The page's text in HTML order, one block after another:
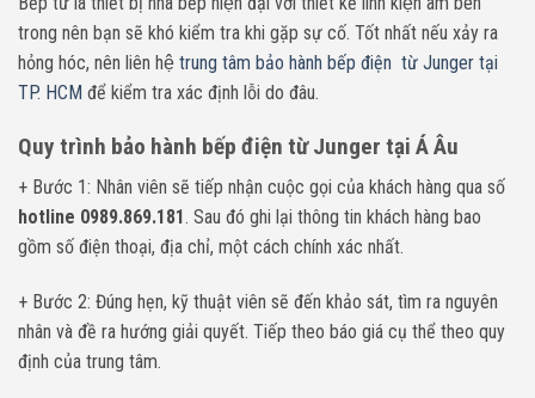
trong nên bạn sẽ khó kiểm tra khi gặp sự cố. Tốt nhất nếu xảy ra
hỏng hóc, nên liên hệ trung tâm bảo hành bếp điện từ Junger tại
TP. HCM để kiểm tra xác định lỗi do đâu.
Quy trình bảo hành bếp điện từ Junger tại Á Âu
+ Bước 1: Nhân viên sẽ tiếp nhận cuộc gọi của khách hàng qua số
hotline 0989.869.181. Sau đó ghi lại thông tin khách hàng bao
gồm số điện thoại, địa chỉ, một cách chính xác nhất.
+ Bước 2: Đúng hẹn, kỹ thuật viên sẽ đến khảo sát, tìm ra nguyên
nhân và đề ra hướng giải quyết. Tiếp theo báo giá cụ thể theo quy
định của trung tâm.